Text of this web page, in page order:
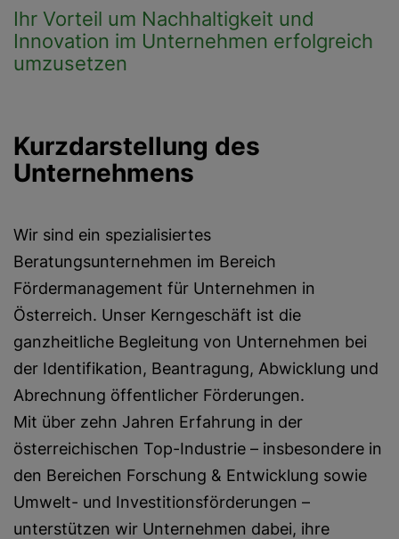
Ihr Vorteil um Nachhaltigkeit und
Innovation im Unternehmen erfolgreich
umzusetzen
Kurzdarstellung des
Unternehmens
Wir sind ein spezialisiertes
Beratungsunternehmen im Bereich
Fördermanagement für Unternehmen in
Österreich. Unser Kerngeschäft ist die
ganzheitliche Begleitung von Unternehmen bei
der Identifikation, Beantragung, Abwicklung und
Abrechnung öffentlicher Förderungen.
Mit über zehn Jahren Erfahrung in der
österreichischen Top-Industrie – insbesondere in
den Bereichen Forschung & Entwicklung sowie
Umwelt- und Investitionsförderungen –
unterstützen wir Unternehmen dabei, ihre